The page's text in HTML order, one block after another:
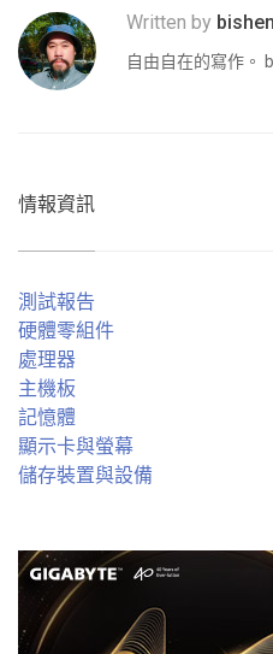
Written by
自由自在的寫作。
情報資訊
測試報告
硬體零組件
處理器
主機板
記憶體
顯示卡與螢幕
儲存裝置與設備